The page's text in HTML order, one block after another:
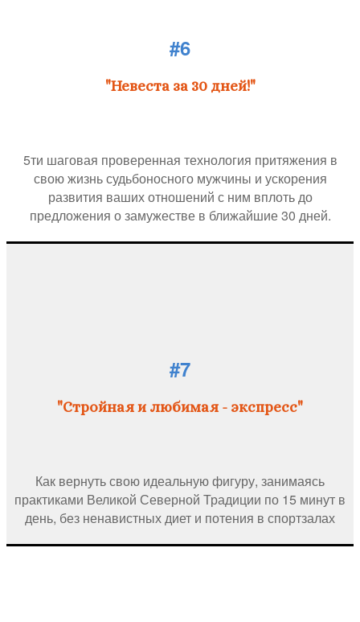
#6
"Невеста за 30 дней!"
5ти шаговая проверенная технология притяжения в
свою жизнь судьбоносного мужчины и ускорения
развития ваших отношений с ним вплоть до
предложения о замужестве в ближайшие 30 дней.
#7
"Стройная и любимая - экспресс"
Как вернуть свою идеальную фигуру, занимаясь
практиками Великой Северной Традиции по 15 минут в
день, без ненавистных диет и потения в спортзалах